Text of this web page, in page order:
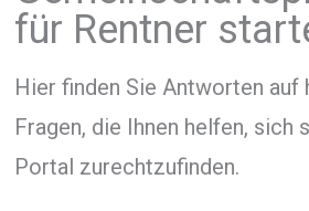
für Rentner
Hier finden Sie Antworten auf
Fragen, die Ihnen helfen, sich
Portal zurechtzufinden.